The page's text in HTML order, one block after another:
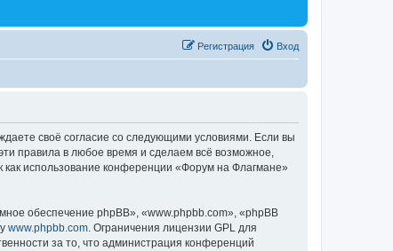
Вход
Регистрация
своё согласие со следующими условиями. Если вы
правила в любое время и сделаем всё возможное,
использование конференции «Форум на Флагмане»
обеспечение phpBB», «www.phpbb.com», «phpBB
www.phpbb.com. Ограничения лицензии GPL для
за то, что администрация конференций